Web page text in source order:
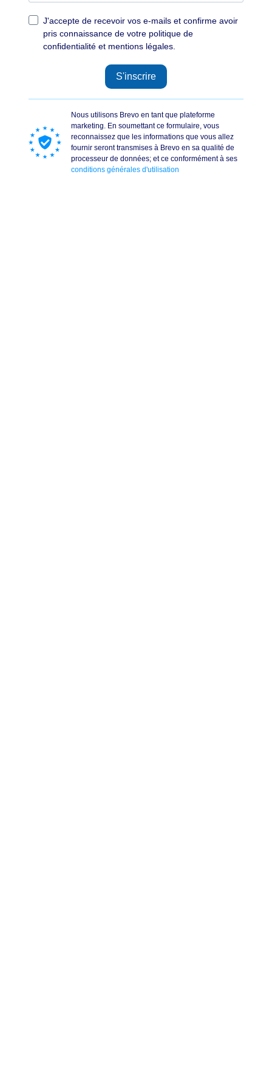
J'accepte de recevoir vos e-mails et confirme avoir
pris connaissance de votre politique de
confidentialité et mentions légales.
S'inscrire
Nous utilisons Brevo en tant que plateforme
marketing. En soumettant ce formulaire, vous
reconnaissez que les informations que vous allez
fournir seront transmises à Brevo en sa qualité de
processeur de données; et ce conformément à ses
conditions générales d'utilisation